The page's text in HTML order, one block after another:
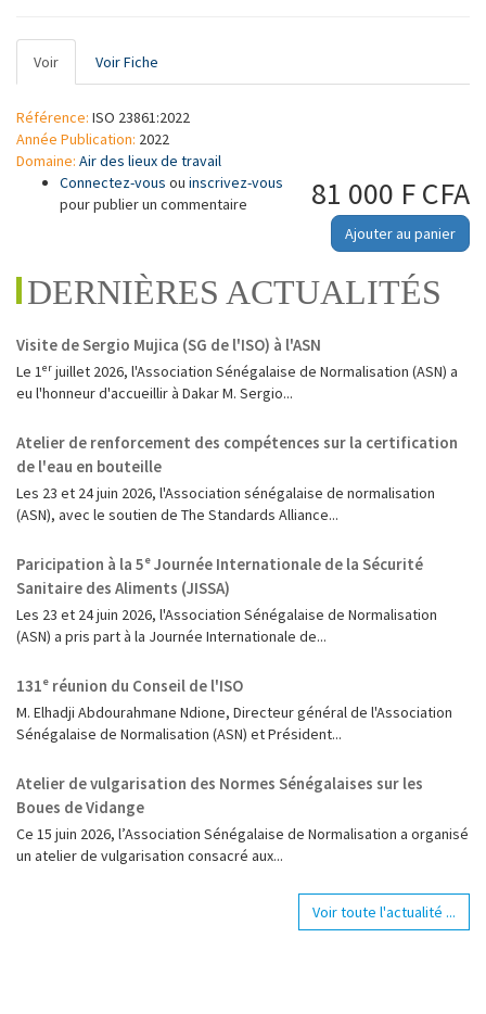
Onglets
principaux
Voir (onglet
actif)
Voir Fiche
Référence: ISO 23861:2022
Année Publication: 2022
Domaine: Air des lieux de travail
81 000 F CFA
Ajouter au panier
Connectez-vous ou inscrivez-vous
pour publier un commentaire
DERNIÈRES ACTUALITÉS
Visite de Sergio Mujica (SG de l'ISO) à l'ASN
Le 1ᵉʳ juillet 2026, l'Association Sénégalaise de Normalisation (ASN) a
eu l'honneur d'accueillir à Dakar M. Sergio...
Atelier de renforcement des compétences sur la certification
de l'eau en bouteille
Les 23 et 24 juin 2026, l'Association sénégalaise de normalisation
(ASN), avec le soutien de The Standards Alliance...
Paricipation à la 5ᵉ Journée Internationale de la Sécurité
Sanitaire des Aliments (JISSA)
‎Les 23 et 24 juin 2026, l'Association Sénégalaise de Normalisation
(ASN) a pris part à la Journée Internationale de...
131ᵉ réunion du Conseil de l'ISO
M. Elhadji Abdourahmane Ndione, Directeur général de l'Association
Sénégalaise de Normalisation (ASN) et Président...
Atelier de vulgarisation des Normes Sénégalaises sur les
Boues de Vidange
Ce 15 juin 2026, l’Association Sénégalaise de Normalisation a organisé
un atelier de vulgarisation consacré aux...
Voir toute l'actualité ...